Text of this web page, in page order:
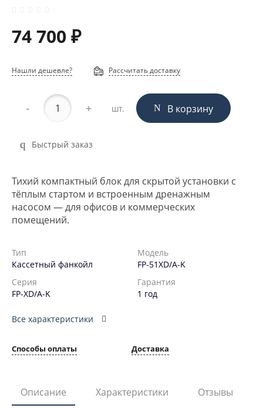
74 700 ₽
Нашли дешевле? Рассчитать доставку
- + шт. В корзину
Быстрый заказ
Тихий компактный блок для скрытой установки с
тёплым стартом и встроенным дренажным
насосом — для офисов и коммерческих
помещений.
Тип
Кассетный фанкойл
Модель
FP-51XD/A-K
Серия
FP-XD/A-K
Гарантия
1 год
Все характеристики
Способы оплаты Доставка
Описание Характеристики Отзывы